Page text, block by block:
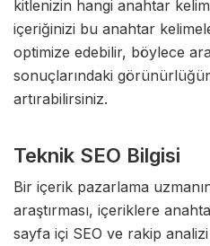
kitlenizin hangi anahtar
içeriğinizi bu anahtar
optimize edebilir, böylece
sonuçlarındaki
artırabilirsiniz.
Teknik SEO Bilgisi
Bir içerik pazarlama
araştırması, içeriklere
sayfa içi SEO ve rakip